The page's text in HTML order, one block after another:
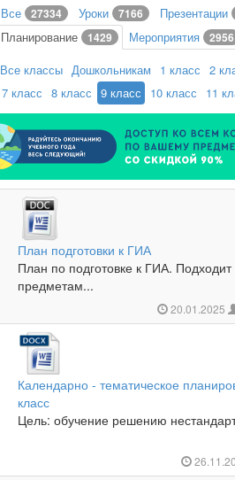
Все 27334 Уроки 7166
Презентации
Планирование 1429 Мероприятия 2956
Все классы Дошкольникам 1 класс 2
7 класс 8 класс 9 класс 10 класс 11
План подготовки к ГИА
План по подготовке к ГИА.
предметам...
20.01.2025
Календарно - тематическое
класс
Цель: обучение реше­нию